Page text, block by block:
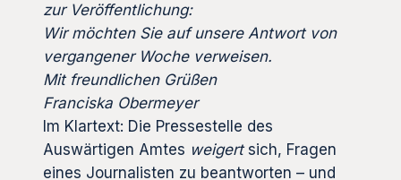
zur Veröffentlichung:
Wir möchten Sie auf unsere Antwort von
vergangener Woche verweisen.
Mit freundlichen Grüßen
Franciska Obermeyer
Im Klartext: Die Pressestelle des
Auswärtigen Amtes weigertsich, Fragen
eines Journalisten zu beantworten – und